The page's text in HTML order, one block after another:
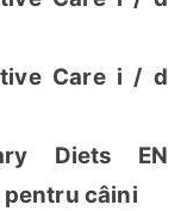
Care i / d
Diets EN
câini